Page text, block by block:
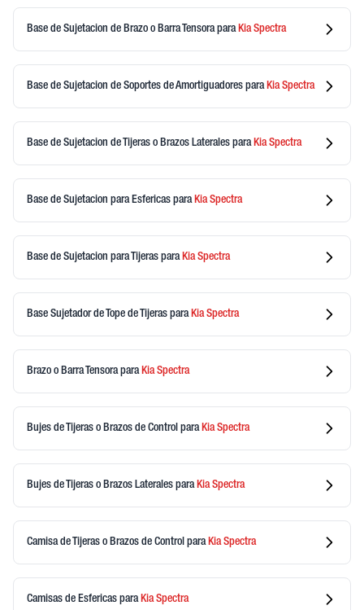
Base de Sujetacion de Brazo o Barra Tensorapara KiaSpectra
Base de Sujetacion de Soportes de Amortiguadores para KiaSpectra
Base de Sujetacion de Tijeras o Brazos Laterales para KiaSpectra
Base de Sujetacion para Esfericas para KiaSpectra
Base de Sujetacion para Tijeras para KiaSpectra
Base Sujetador de Tope de Tijeras para KiaSpectra
Brazo o Barra Tensorapara KiaSpectra
Bujes de Tijeras o Brazos de Control para KiaSpectra
Bujes de Tijeras o Brazos Laterales para KiaSpectra
Camisa de Tijeras o Brazos de Control para KiaSpectra
Camisas de Esfericas para KiaSpectra